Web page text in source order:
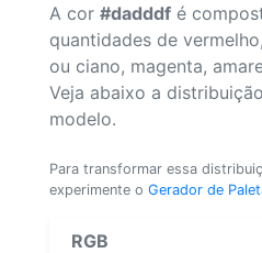
A cor #dadddf é
quantidades de
ou ciano, magenta,
Veja abaixo a
modelo.
Para transformar essa
experimente o Gerador de
RGB